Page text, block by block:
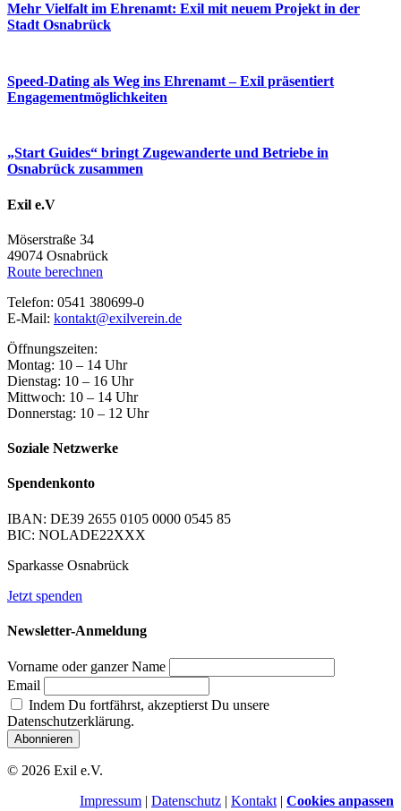
Mehr Vielfalt im Ehrenamt: Exil mit neuem Projekt in der
Stadt Osnabrück
Speed-Dating als Weg ins Ehrenamt – Exil präsentiert
Engagementmöglichkeiten
„Start Guides“ bringt Zugewanderte und Betriebe in
Osnabrück zusammen
Exil e.V
Möserstraße 34
49074 Osnabrück
Route berechnen
Telefon: 0541 380699-0
E-Mail: kontakt@exilverein.de
Öffnungszeiten:
Montag: 10 – 14 Uhr
Dienstag: 10 – 16 Uhr
Mittwoch: 10 – 14 Uhr
Donnerstag: 10 – 12 Uhr
Soziale Netzwerke
Spendenkonto
IBAN: DE39 2655 0105 0000 0545 85
BIC: NOLADE22XXX
Sparkasse Osnabrück
Jetzt spenden
Newsletter-Anmeldung
Vorname oder ganzer Name
Email
Indem Du fortfährst, akzeptierst Du unsere
Datenschutzerklärung.
© 2026 Exil e.V.
Impressum | Datenschutz | Kontakt | Cookies anpassen